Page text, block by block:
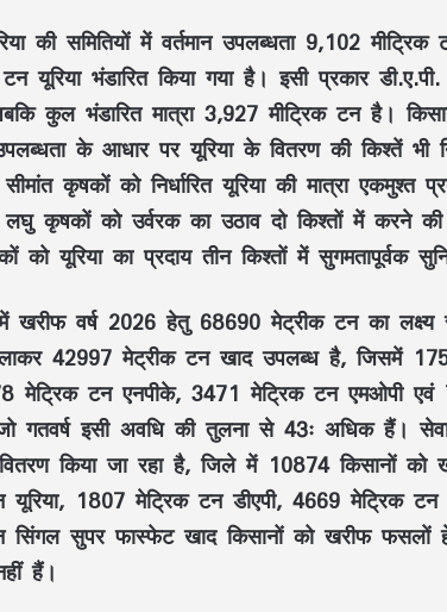
की समितियों में वर्तमान उपलब्धता 9,102
यूरिया भंडारित किया गया है। इसी प्रकार
कुल भंडारित मात्रा 3,927 मीट्रिक टन है।
के आधार पर यूरिया के वितरण की किश्तें भी
कृषकों को निर्धारित यूरिया की मात्रा
कृषकों को उर्वरक का उठाव दो किश्तों में करने
यूरिया का प्रदाय तीन किश्तों में सुगमतापूर्वक
खरीफ वर्ष 2026 हेतु 68690 मेट्रीक टन का
42997 मेट्रीक टन खाद उपलब्ध है, जिसमें
मेट्रिक टन एनपीके, 3471 मेट्रिक टन एमओपी
गतवर्ष इसी अवधि की तुलना से 43ः अधिक हैं। सेवा
किया जा रहा है, जिले में 10874 किसानों
1807 मेट्रिक टन डीएपी, 4669 मेट्रिक
सुपर फास्फेट खाद किसानों को खरीफ फसलों
हैं।